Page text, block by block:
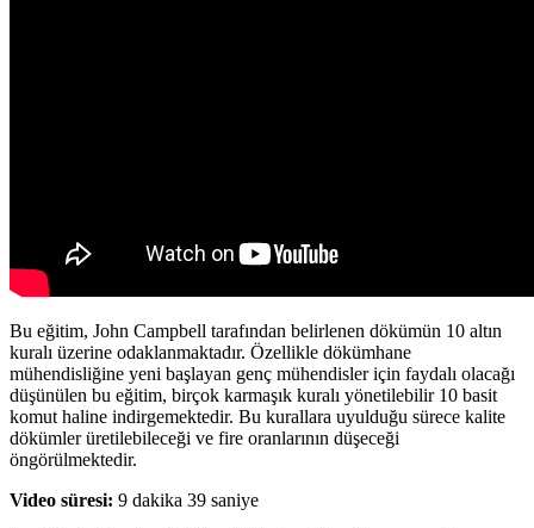
Bu eğitim, John Campbell tarafından belirlenen dökümün 10 altın
kuralı üzerine odaklanmaktadır. Özellikle dökümhane
mühendisliğine yeni başlayan genç mühendisler için faydalı olacağı
düşünülen bu eğitim, birçok karmaşık kuralı yönetilebilir 10 basit
komut haline indirgemektedir. Bu kurallara uyulduğu sürece kalite
dökümler üretilebileceği ve fire oranlarının düşeceği
öngörülmektedir.
Video süresi: 9 dakika 39 saniye